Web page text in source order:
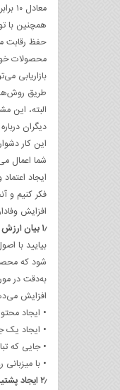
معادل ۱۰ برابر خرید اول خود را دارند. این باعث می‌شود که کسب‌وکار برای افزایش وفاداری مشتریان نسبت به مشتریان یکنواخت خود اهمیت بیشتری قائل شود.
همچنین با
حفظ رقابت
محصولات
بازاریابی
طریق
البته، این
دیگران
این کار
شما اعمال
ایجاد
فکر کنیم و
افزایش
۱٫ بیان ارزش در محصول
بیایید با
شود که
به‌دقت در
افزایش
• ایجاد
• ایجاد یک
• جایی که
• با
۲٫ ایجاد پشتیبانی عالی از مشتری / خدمات برای افزایش وفاداری مشتریان